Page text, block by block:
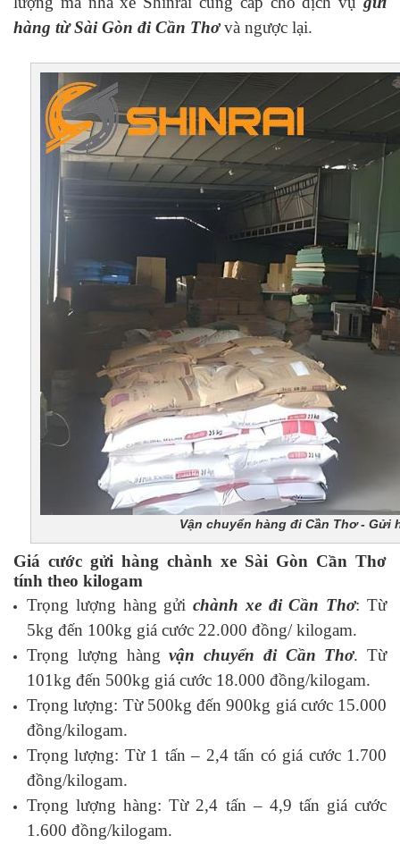
hàng từ Sài Gòn đi Cần Thơvà ngược lại.
Vận chuyển hàng đi Cần Thơ - Gửi
Giá cước gửi hàng chành xe Sài Gòn Cần Thơ
tính theo kilogam
Trọng lượng hàng gửichành xe đi Cần Thơ: Từ
5kg đến 100kg giá cước 22.000 đồng/ kilogam.
Trọng lượng hàngvận chuyển đi Cần Thơ. Từ
101kg đến 500kg giá cước 18.000 đồng/kilogam.
Trọng lượng: Từ 500kg đến 900kg giá cước 15.000
đồng/kilogam.
Trọng lượng: Từ 1 tấn – 2,4 tấn có giá cước 1.700
đồng/kilogam.
Trọng lượng hàng: Từ 2,4 tấn – 4,9 tấn giá cước
1.600 đồng/kilogam.